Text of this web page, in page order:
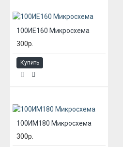
100ИЕ160 Микросхема
300р.
Купить
100ИМ180 Микросхема
300р.